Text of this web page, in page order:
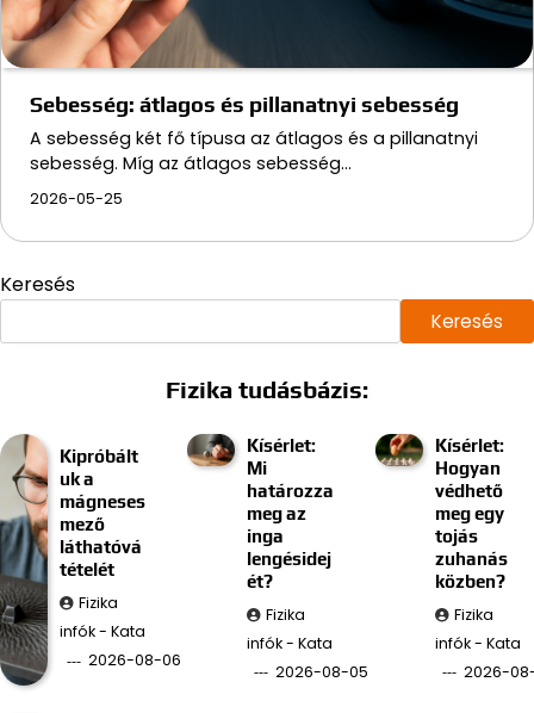
Sebesség: átlagos és pillanatnyi sebesség
A sebesség két fő típusa az átlagos és a pillanatnyi
sebesség. Míg az átlagos sebesség…
2026-05-25
Keresés
Keresés
Fizika tudásbázis:
Kipróbált
uk a
mágneses
mező
láthatóvá
tételét
Fizika
infók - Kata
2026-08-06
Kísérlet:
Mi
határozza
meg az
inga
lengésidej
ét?
Fizika
infók - Kata
2026-08-05
Kísérlet:
Hogyan
védhető
meg egy
tojás
zuhanás
közben?
Fizika
infók - Kata
2026-